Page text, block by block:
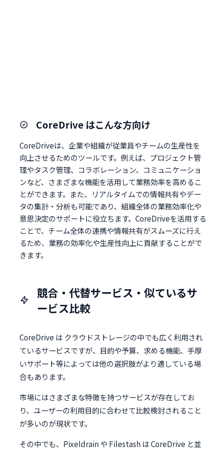
CoreDrive はこんな方向け
CoreDriveは、企業や組織が従業員やチームの生産性を
向上させるためのツールです。例えば、プロジェクト管
理やタスク管理、コラボレーション、コミュニケーショ
ンなど、さまざまな機能を活用して業務効率を高めるこ
とができます。また、リアルタイムでの情報共有やデー
タの集計・分析も可能であり、組織全体の業務効率化や
意思決定のサポートに役立ちます。CoreDriveを活用する
ことで、チーム全体の連携や情報共有がスムーズに行え
るため、業務の効率化や生産性向上に貢献することがで
きます。
競合・代替サービス・似ているサ
ービス比較
CoreDrive は クラウドストレージの中でも広く利用され
ているサービスですが、目的や予算、求める機能、手厚
いサポート等によっては他の選択肢がより適している場
合もあります。
市場にはさまざまな特徴を持つサービスが存在してお
り、ユーザーの利用目的に合わせて比較検討されること
が多いのが現状です。
その中でも、Pixeldrain や Filestash は CoreDrive と並